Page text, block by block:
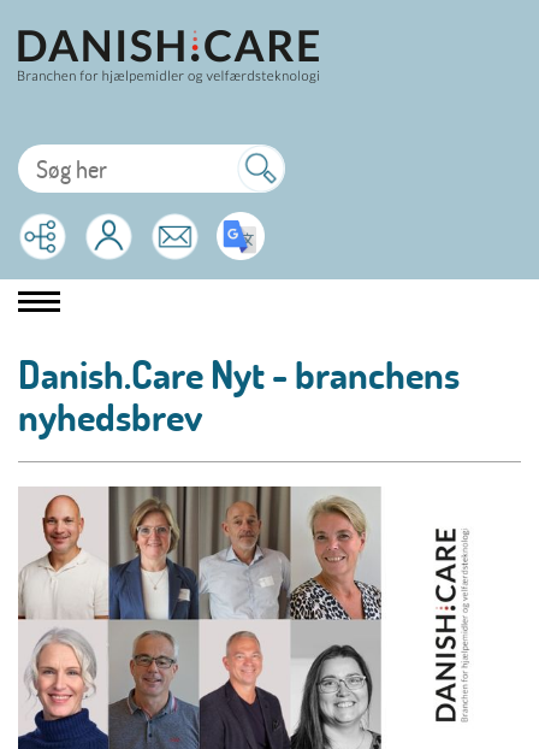
Danish.Care Nyt - branchens
nyhedsbrev